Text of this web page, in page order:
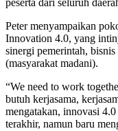
peserta dari seluruh
Peter menyampaikan
Innovation 4.0, yang
sinergi pemerintah,
(masyarakat madani).
“We need to work
butuh kerjasama,
mengatakan, innovasi
terakhir, namun baru